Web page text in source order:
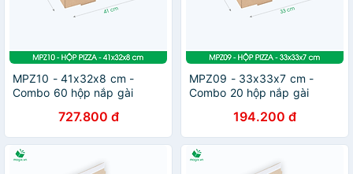
MPZ10 - 41x32x8 cm -
Combo 60 hộp nắp gài
gập, hộp carton gói hàng,
hộp quà
727.800 đ
MPZ09 - 33x33x7 cm -
Combo 20 hộp nắp gài
gập, hộp carton gói hàng,
hộp quà
194.200 đ